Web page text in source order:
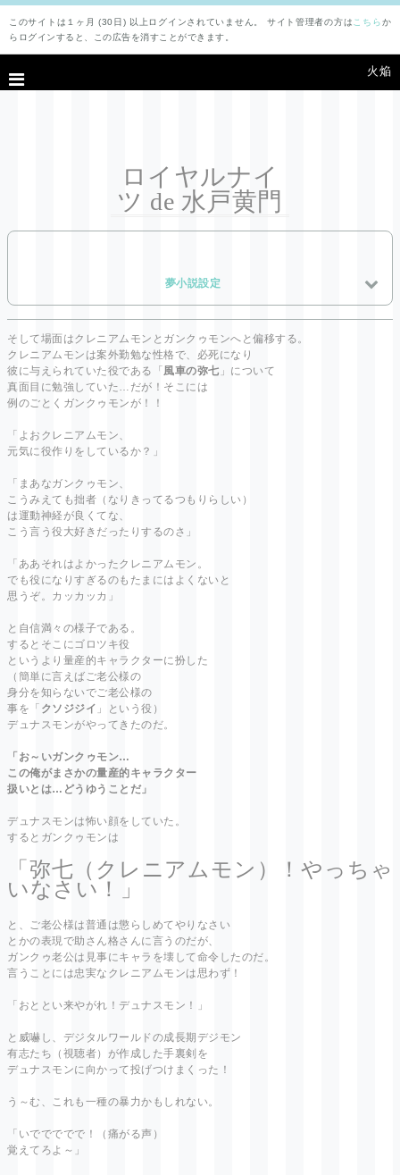
このサイトは１ヶ月 (30日) 以上ログインされていません。 サイト管理者の方は こちらか
らログインすると、この広告を消すことができます。
火焔
ロイヤルナイ
ツ de 水戸黄門
夢小説設定
そして場面はクレニアムモンとガンクゥモンへと偏移する。
クレニアムモンは案外勤勉な性格で、必死になり
彼に与えられていた役である「 風車の弥七 」について
真面目に勉強していた…だが！そこには
例のごとくガンクゥモンが！！
「よおクレニアムモン、
元気に役作りをしているか？」
「まあなガンクゥモン、
こうみえても拙者（なりきってるつもりらしい）
は運動神経が良くてな、
こう言う役大好きだったりするのさ」
「ああそれはよかったクレニアムモン。
でも役になりすぎるのもたまにはよくないと
思うぞ。カッカッカ」
と自信満々の様子である。
するとそこにゴロツキ役
というより量産的キャラクターに扮した
（簡単に言えばご老公様の
身分を知らないでご老公様の
事を「 クソジジイ 」という役）
デュナスモンがやってきたのだ。
「お～いガンクゥモン…
この俺がまさかの量産的キャラクター
扱いとは…どうゆうことだ」
デュナスモンは怖い顔をしていた。
するとガンクゥモンは
「弥七（クレニアムモン）！やっちゃ
いなさい！」
と、ご老公様は普通は懲らしめてやりなさい
とかの表現で助さん格さんに言うのだが、
ガンクゥ老公は見事にキャラを壊して命令したのだ。
言うことには忠実なクレニアムモンは思わず！
「おととい来やがれ！デュナスモン！」
と威嚇し、デジタルワールドの成長期デジモン
有志たち（視聴者）が作成した手裏剣を
デュナスモンに向かって投げつけまくった！
う～む、これも一種の暴力かもしれない。
「いででででで！（痛がる声）
覚えてろよ～」